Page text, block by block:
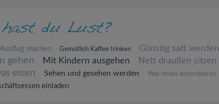
machen Gemütlich Kaffee trinken Günstig satt werden
gehen Mit Kindern ausgehen Nett draußen sitzen
essen Sehen und gesehen werden Was neues ausprobieren
einladen